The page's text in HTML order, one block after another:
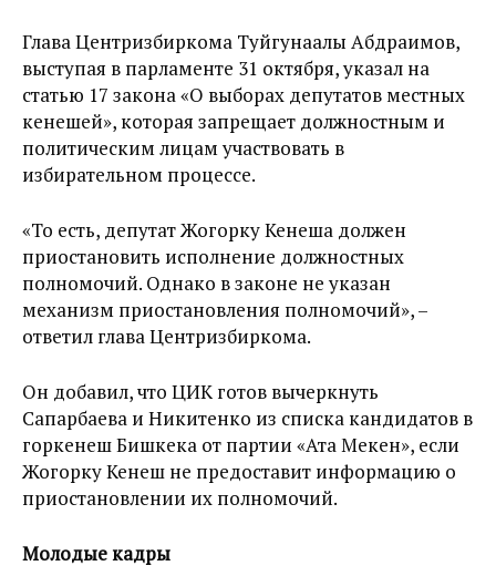
Глава Центризбиркома Туйгунаалы Абдраимов,
выступая в парламенте 31 октября, указал на
статью 17 закона «О выборах депутатов местных
кенешей», которая запрещает должностным и
политическим лицам участвовать в
избирательном процессе.
«То есть, депутат Жогорку Кенеша должен
приоcтановить исполнение должностных
полномочий. Однако в законе не указан
механизм приостановления полномочий», –
ответил глава Центризбиркома.
Он добавил, что ЦИК готов вычеркнуть
Сапарбаева и Никитенко из списка кандидатов в
горкенеш Бишкека от партии «Ата Мекен», если
Жогорку Кенеш не предоставит информацию о
приостановлении их полномочий.
Молодые кадры